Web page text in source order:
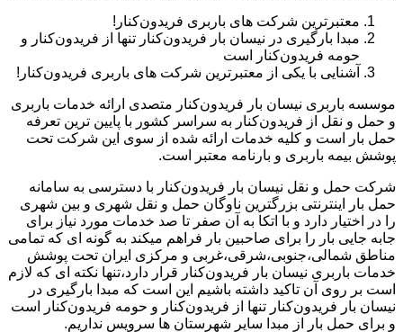
معتبرترین شرکت های باربری فریدون‌کنار!
مبدا بارگیری در نیسان بار فریدون‌کنار تنها از فریدون‌کنار و
حومه فریدون‌کنار است
آشنایی با یکی از معتبرترین شرکت های باربری فریدون‌کنار!
موسسه باربری نیسان بار فریدون‌کنار متصدی ارائه خدمات باربری
و حمل و نقل از فریدون‌کنار به سراسر کشور با پایین ترین تعرفه
حمل بار است و کلیه خدمات ارائه شده از سوی این شرکت تحت
پوشش بیمه باربری و بارنامه معتبر است.
شرکت حمل و نقل نیسان بار فریدون‌کنار با دسترسی به سامانه
حمل بار اینترنتی بزرگترین ناوگان حمل و نقل شهری و بین شهری
را در اختیار دارد و با اتکا به آن صفر تا صد خدمات مورد نیاز برای
جابه جایی بار را برای صاحبین بار فراهم میکند به گونه ای که تمامی
مناطق شمالی،جنوبی،شرقی،غربی و مرکزی ایران تحت پوشش
خدمات باربری نیسان بار فریدون‌کنار قرار دارد،تنها نکته ای که لازم
است بر روی آن تاکید داشته باشیم این است که مبدا بارگیری در
نیسان بار فریدون‌کنار تنها از فریدون‌کنار و حومه فریدون‌کنار است
و برای حمل بار از مبدا سایر شهرستان ها سرویس نداریم.